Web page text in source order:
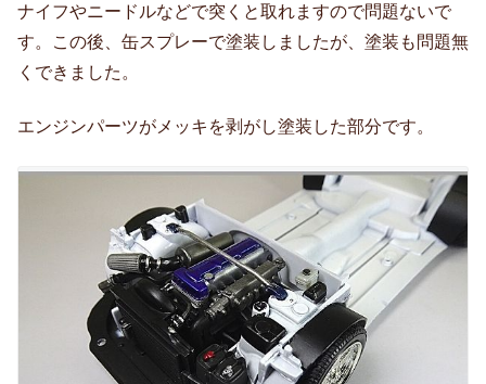
ナイフやニードルなどで突くと取れますので問題ないで
す。この後、缶スプレーで塗装しましたが、塗装も問題無
くできました。
エンジンパーツがメッキを剥がし塗装した部分です。